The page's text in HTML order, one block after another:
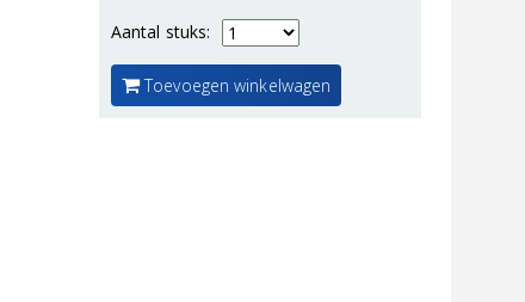
Aantal stuks:
Toevoegen winkelwagen